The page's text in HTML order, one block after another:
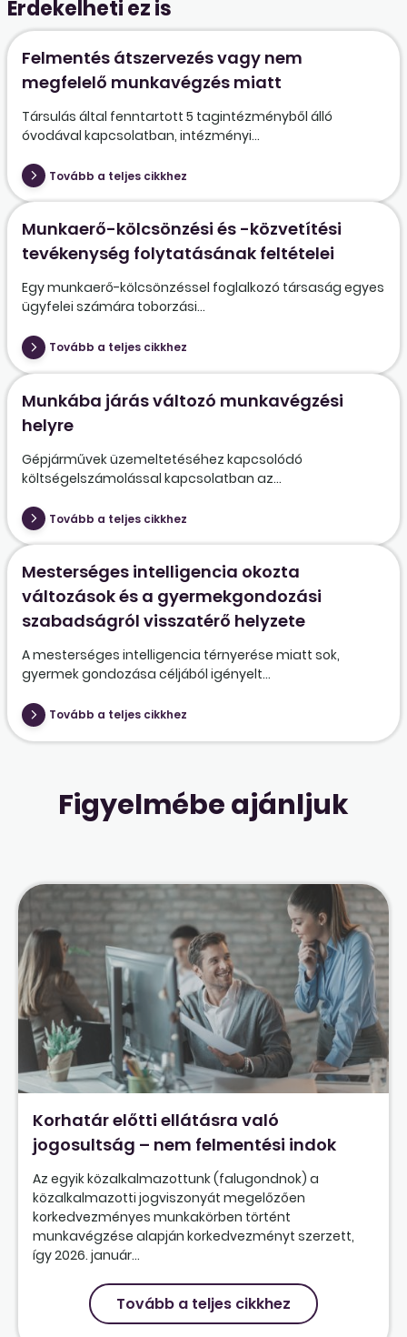
Érdekelheti ez is
Felmentés átszervezés vagy nem
megfelelő munkavégzés miatt
Társulás által fenntartott 5 tagintézményből álló
óvodával kapcsolatban, intézményi...
Tovább a teljes cikkhez
Munkaerő-kölcsönzési és -közvetítési
tevékenység folytatásának feltételei
Egy munkaerő-kölcsönzéssel foglalkozó társaság egyes
ügyfelei számára toborzási...
Tovább a teljes cikkhez
Munkába járás változó munkavégzési
helyre
Gépjárművek üzemeltetéséhez kapcsolódó
költségelszámolással kapcsolatban az...
Tovább a teljes cikkhez
Mesterséges intelligencia okozta
változások és a gyermekgondozási
szabadságról visszatérő helyzete
A mesterséges intelligencia térnyerése miatt sok,
gyermek gondozása céljából igényelt...
Tovább a teljes cikkhez
Figyelmébe ajánljuk
Korhatár előtti ellátásra való
jogosultság – nem felmentési indok
Az egyik közalkalmazottunk (falugondnok) a
közalkalmazotti jogviszonyát megelőzően
korkedvezményes munkakörben történt
munkavégzése alapján korkedvezményt szerzett,
így 2026. január...
Tovább a teljes cikkhez